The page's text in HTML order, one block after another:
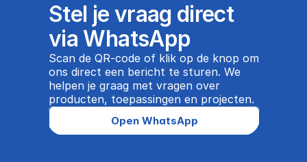
Stel je vraag direct
via WhatsApp
Scan de QR-code of klik op de knop om
ons direct een bericht te sturen. We
helpen je graag met vragen over
producten, toepassingen en projecten.
Open WhatsApp